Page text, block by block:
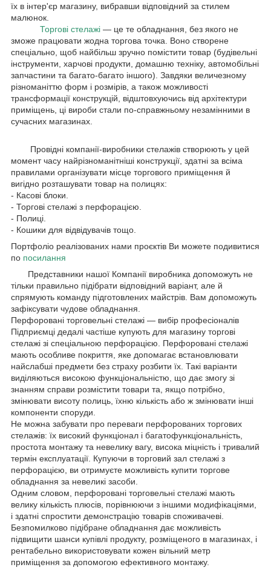
їх в інтер'єр магазину, вибравши відповідний за стилем
малюнок.
Торгові стелажі — це те обладнання, без якого не
зможе працювати жодна торгова точка. Воно створене
спеціально, щоб найбільш зручно помістити товар (будівельні
інструменти, харчові продукти, домашню техніку, автомобільні
запчастини та багато-багато іншого). Завдяки величезному
різноманіттю форм і розмірів, а також можливості
трансформації конструкцій, відштовхуючись від архітектури
приміщень, ці вироби стали по-справжньому незамінними в
сучасних магазинах.
Провідні компанії-виробники стелажів створюють у цей
момент часу найрізноманітніші конструкції, здатні за всіма
правилами організувати місце торгового приміщення й
вигідно розташувати товар на полицях:
- Касові блоки.
- Торгові стелажі з перфорацією.
- Полиці.
- Кошики для відвідувачів тощо.
Портфоліо реалізованих нами проєктів Ви можете подивитися
по посилання
Представники нашої Компанії виробника допоможуть не
тільки правильно підібрати відповідний варіант, але й
спрямують команду підготовлених майстрів. Вам допоможуть
зафіксувати чудове обладнання.
Перфоровані торговельні стелажі — вибір професіоналів
Підприємці дедалі частіше купують для магазину торгові
стелажі зі спеціальною перфорацією. Перфоровані стелажі
мають особливе покриття, яке допомагає встановлювати
найслабші предмети без страху розбити їх. Такі варіанти
виділяються високою функціональністю, що дає змогу зі
знанням справи розмістити товари та, якщо потрібно,
змінювати висоту полиць, їхню кількість або ж змінювати інші
компоненти споруди.
Не можна забувати про переваги перфорованих торгових
стелажів: їх високий функціонал і багатофункціональність,
простота монтажу та невелику вагу, висока міцність і тривалий
термін експлуатації. Купуючи в торговий зал стелажі з
перфорацією, ви отримуєте можливість купити торгове
обладнання за невеликі засоби.
Одним словом, перфоровані торговельні стелажі мають
велику кількість плюсів, порівнюючи з іншими модифікаціями,
і здатні спростити демонстрацію товарів споживачеві.
Безпомилково підібране обладнання дає можливість
підвищити шанси купівлі продукту, розміщеного в магазинах, і
рентабельно використовувати кожен вільний метр
приміщення за допомогою ефективного монтажу.